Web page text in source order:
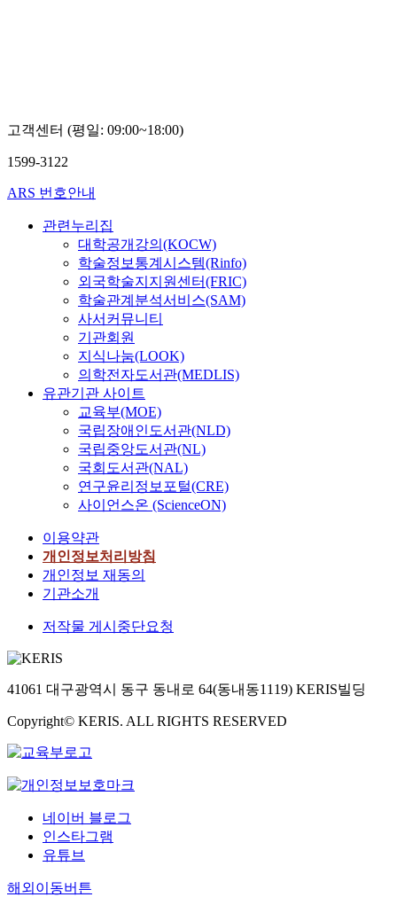
고객센터 (평일: 09:00~18:00)
1599-3122
ARS 번호안내
관련누리집
대학공개강의(KOCW)
학술정보통계시스템(Rinfo)
외국학술지지원센터(FRIC)
학술관계분석서비스(SAM)
사서커뮤니티
기관회원
지식나눔(LOOK)
의학전자도서관(MEDLIS)
유관기관 사이트
교육부(MOE)
국립장애인도서관(NLD)
국립중앙도서관(NL)
국회도서관(NAL)
연구윤리정보포털(CRE)
사이언스온 (ScienceON)
이용약관
개인정보처리방침
개인정보 재동의
기관소개
저작물 게시중단요청
41061 대구광역시 동구 동내로 64(동내동1119) KERIS빌딩
Copyright© KERIS. ALL RIGHTS RESERVED
네이버 블로그
인스타그램
유튜브
해외이동버튼